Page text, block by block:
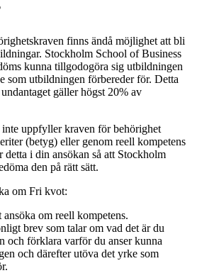
finns ändå möjlighet att bli
Stockholm School of Business
kunna tillgodogöra sig utbildningen
som utbildningen förbereder för. Detta
gäller högst 20% av
uppfyller kraven för behörighet
(betyg) eller genom reell kompetens
i din ansökan så att Stockholm
den på rätt sätt.
om Fri kvot:
om reell kompetens.
brev som talar om vad det är du
och förklara varför du anser kunna
och därefter utöva det yrke som